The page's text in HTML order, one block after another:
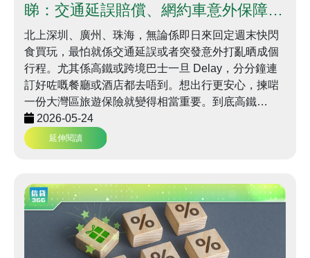
睇：交通延誤賠償、網約車意外保障逐
樣睇 | 信貸366
北上深圳、廣州、珠海，無論係即日來回定週末快閃
食買玩，最怕就係交通延誤或者突發意外打亂晒成個
行程。尤其係高鐵或跨境巴士一旦 Delay，分分鐘連
訂好咗嘅餐廳或酒店都去唔到。想出行更安心，揀啱
一份大灣區旅遊保險就變得相當重要。到底高鐵
Delay 幾時賠？全年旅遊保險幾時先最抵？本文一次
過幫你拆解。
2026-05-24
延伸閱讀